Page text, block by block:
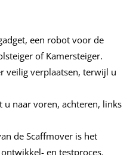
een robot voor de
of Kamersteiger.
veilig verplaatsen, terwijl u
u naar voren, achteren, links
de Scaffmover is het
en testproces.